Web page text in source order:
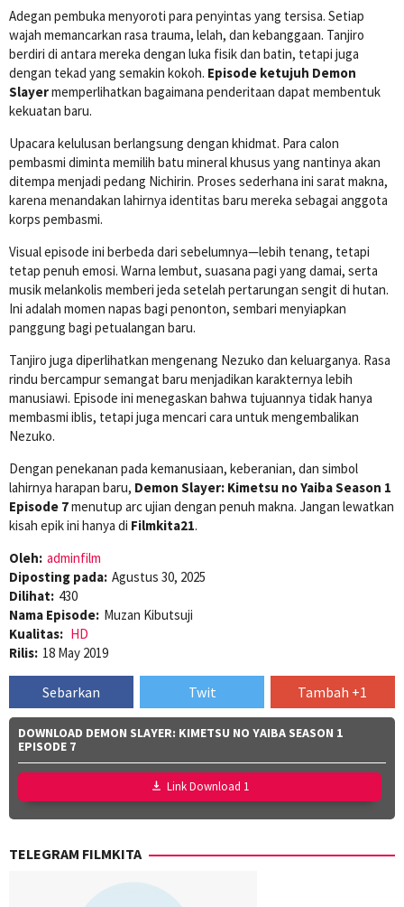
Adegan pembuka menyoroti para penyintas yang tersisa. Setiap
wajah memancarkan rasa trauma, lelah, dan kebanggaan. Tanjiro
berdiri di antara mereka dengan luka fisik dan batin, tetapi juga
dengan tekad yang semakin kokoh. Episode ketujuh Demon
Slayermemperlihatkan bagaimana penderitaan dapat membentuk
kekuatan baru.
Upacara kelulusan berlangsung dengan khidmat. Para calon
pembasmi diminta memilih batu mineral khusus yang nantinya akan
ditempa menjadi pedang Nichirin. Proses sederhana ini sarat makna,
karena menandakan lahirnya identitas baru mereka sebagai anggota
korps pembasmi.
Visual episode ini berbeda dari sebelumnya—lebih tenang, tetapi
tetap penuh emosi. Warna lembut, suasana pagi yang damai, serta
musik melankolis memberi jeda setelah pertarungan sengit di hutan.
Ini adalah momen napas bagi penonton, sembari menyiapkan
panggung bagi petualangan baru.
Tanjiro juga diperlihatkan mengenang Nezuko dan keluarganya. Rasa
rindu bercampur semangat baru menjadikan karakternya lebih
manusiawi. Episode ini menegaskan bahwa tujuannya tidak hanya
membasmi iblis, tetapi juga mencari cara untuk mengembalikan
Nezuko.
Dengan penekanan pada kemanusiaan, keberanian, dan simbol
lahirnya harapan baru, Demon Slayer: Kimetsu no Yaiba Season 1
Episode 7menutup arc ujian dengan penuh makna. Jangan lewatkan
kisah epik ini hanya di Filmkita21.
Oleh: adminfilm
Diposting pada: Agustus 30, 2025
Dilihat: 430
Nama Episode: Muzan Kibutsuji
Kualitas: HD
Rilis: 18 May 2019
Sebarkan Twit Tambah +1
DOWNLOAD DEMON SLAYER: KIMETSU NO YAIBA SEASON 1
EPISODE 7
Link Download 1
TELEGRAM FILMKITA